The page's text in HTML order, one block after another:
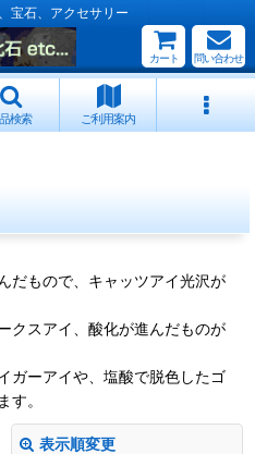
宝石、アクセサリー
カート 問い合わせ
検索 ご利用案内
だもので、キャッツアイ光沢が
クスアイ、酸化が進んだものが
ガーアイや、塩酸で脱色したゴ
す。
表示順変更